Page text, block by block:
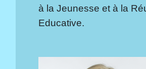
à la Jeunesse et à la
Educative.